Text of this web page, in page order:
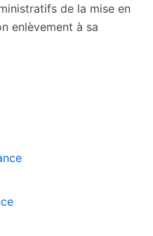
de la mise en
enlèvement à sa